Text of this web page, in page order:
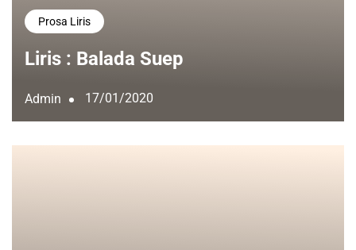
Prosa Liris
Liris : Balada Suep
Admin 17/01/2020